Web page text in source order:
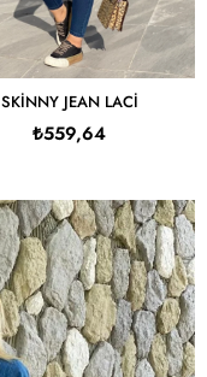
SKINNY JEAN LACI
₺559,64